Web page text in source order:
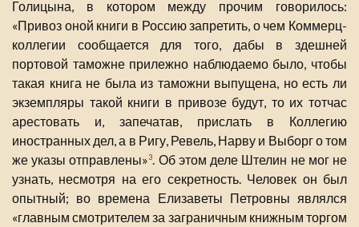
Голицына, в котором между прочим говорилось:
«Привоз оной книги в Россию запретить, о чем Коммерц-
коллегии сообщается для того, дабы в здешней
портовой таможне прилежно наблюдаемо было, чтобы
такая книга не была из таможни выпущена, но есть ли
экземпляры такой книги в привозе будут, то их тотчас
арестовать и, запечатав, прислать в Коллегию
иностранных дел, а в Ригу, Ревель, Нарву и Выборг о том
же указы отправлены»3
. Об этом деле Штелин не мог не
узнать, несмотря на его секретность. Человек он был
опытный; во времена Елизаветы Петровны являлся
«главным смотрителем за заграничным книжным торгом